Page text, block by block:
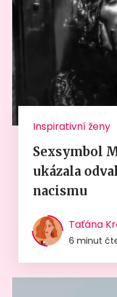
Inspirativní ženy
Sexsymbol
ukázala
nacismu
Taťána
6 minut